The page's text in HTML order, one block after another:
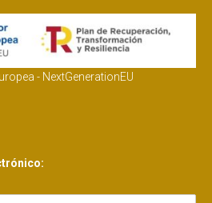
- NextGenerationEU